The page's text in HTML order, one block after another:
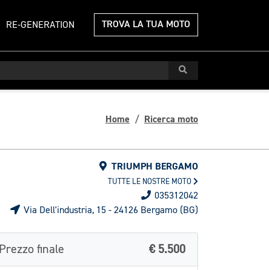
RE-GENERATION TROVA LA TUA MOTO
Home Ricerca moto
TRIUMPH BERGAMO
TUTTE LE NOSTRE MOTO
035312042
Via Dell'industria, 15 - 24126 Bergamo (BG)
Prezzo finale € 5.500